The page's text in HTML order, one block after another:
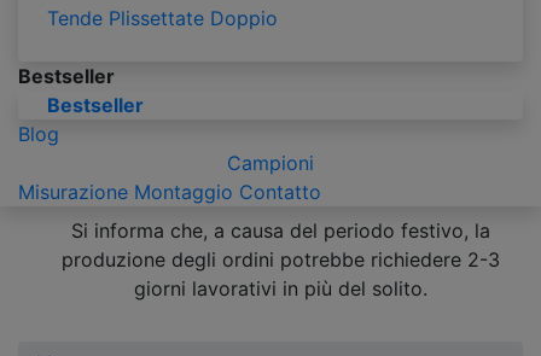
Tende Plissettate Doppio
Bestseller
Bestseller
Blog
Campioni
Misurazione Montaggio Contatto
Si informa che, a causa del periodo festivo, la
produzione degli ordini potrebbe richiedere 2-3
giorni lavorativi in più del solito.